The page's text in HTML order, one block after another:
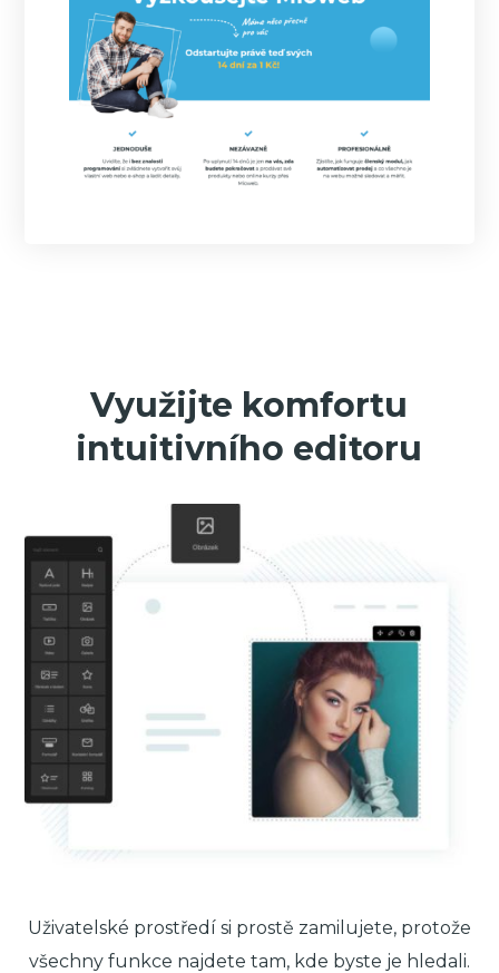
Využijte komfortu
intuitivního editoru
Uživatelské prostředí si prostě zamilujete, protože
všechny funkce najdete tam, kde byste je hledali.